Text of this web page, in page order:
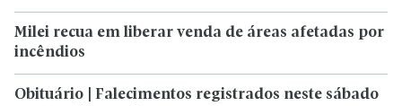
Milei recua em liberar venda de áreas afetadas por
incêndios
Obituário | Falecimentos registrados neste sábado